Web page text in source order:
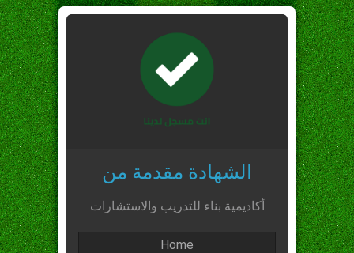
الشهادة مقدمة من
أكاديمية بناء للتدريب والاستشارات
Home